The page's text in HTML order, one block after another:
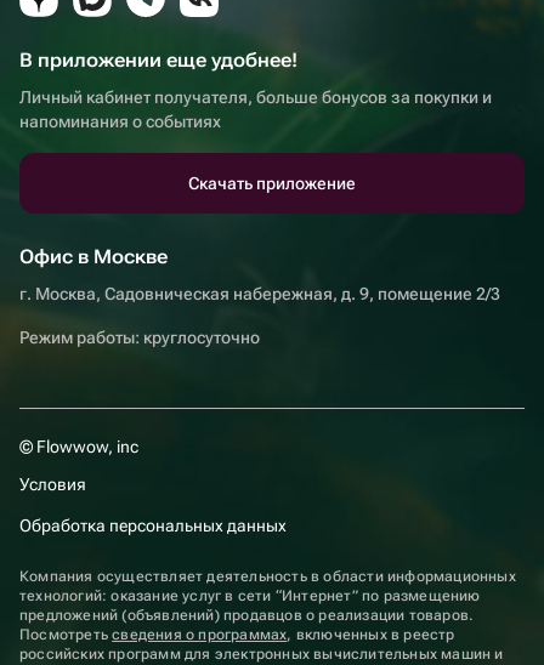
В приложении еще удобнее!
Личный кабинет получателя, больше бонусов за покупки и
напоминания о событиях
Скачать приложение
Офис в Москве
г. Москва, Садовническая набережная, д. 9, помещение 2/3
Режим работы: круглосуточно
© Flowwow, inc
Условия
Обработка персональных данных
Компания осуществляет деятельность в области информационных
технологий: оказание услуг в сети “Интернет” по размещению
предложений (объявлений) продавцов о реализации товаров.
Посмотретьсведения о программах, включенных в реестр
российских программ для электронных вычислительных машин и